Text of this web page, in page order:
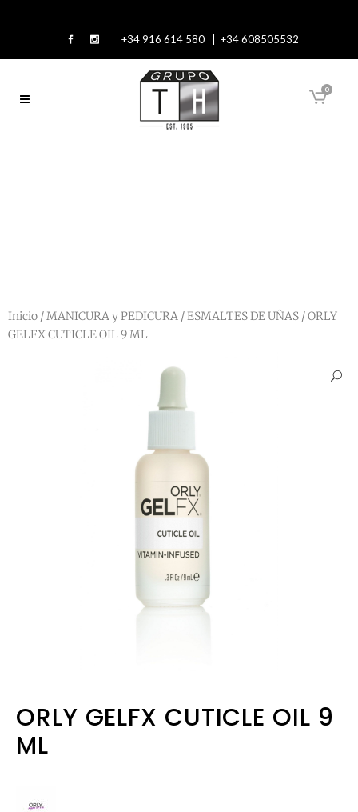
+34 916 614 580 | +34 608505532
0
Inicio /MANICURA y PEDICURA /ESMALTES DE UÑAS / ORLY
GELFX CUTICLE OIL 9 ML
ORLY GELFX CUTICLE OIL 9
ML